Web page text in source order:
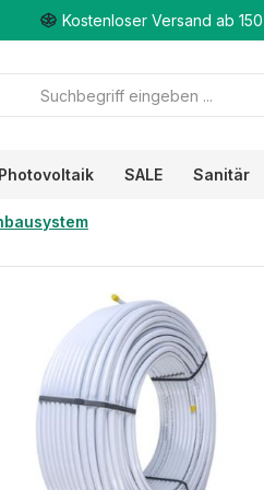
Kostenloser Versand ab
Photovoltaik SALE Sanitär